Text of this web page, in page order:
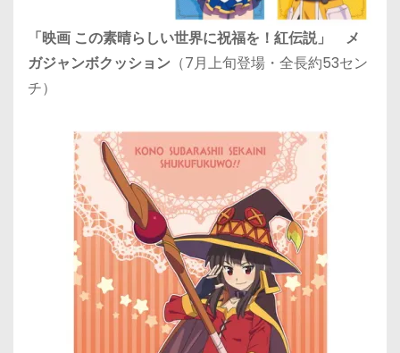
「映画 この素晴らしい世界に祝福を！紅伝説」 メ
ガジャンボクッション （7月上旬登場・全長約53セン
チ）